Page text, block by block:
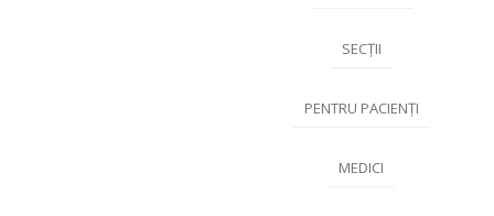
SECȚII
PENTRU PACIENȚI
MEDICI